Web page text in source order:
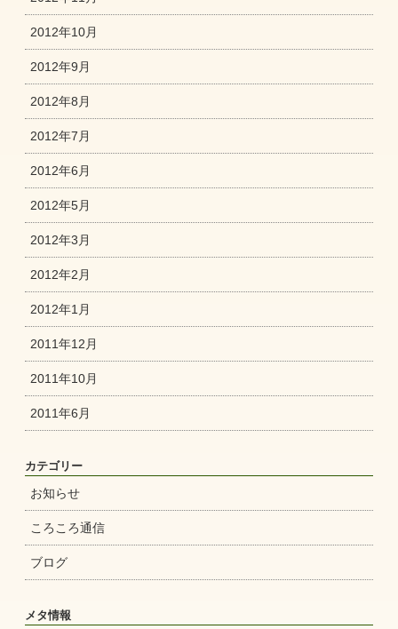
2012年10月
2012年9月
2012年8月
2012年7月
2012年6月
2012年5月
2012年3月
2012年2月
2012年1月
2011年12月
2011年10月
2011年6月
カテゴリー
お知らせ
ころころ通信
ブログ
メタ情報